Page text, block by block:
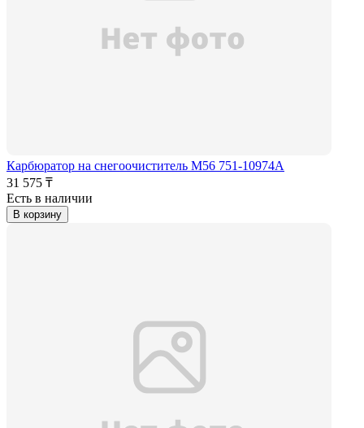
Карбюратор на снегоочиститель M56 751-10974А
31 575 ₸
Есть в наличии
В корзину